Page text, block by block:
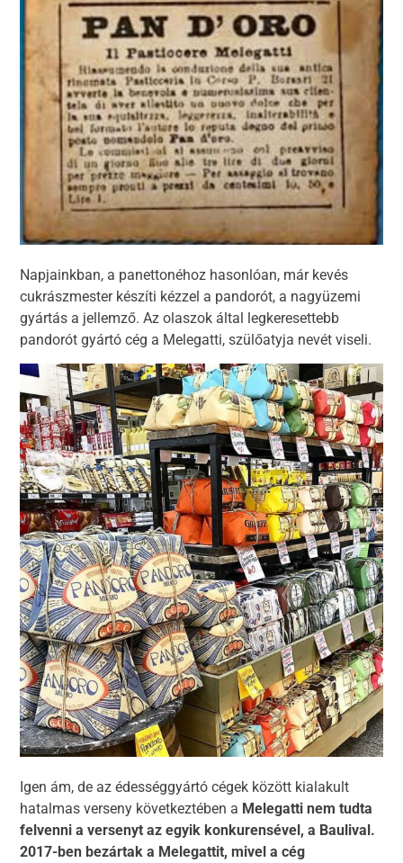
Napjainkban, a panettonéhoz hasonlóan, már kevés
cukrászmester készíti kézzel a pandorót, a nagyüzemi
gyártás a jellemző. Az olaszok által legkeresettebb
pandorót gyártó cég a Melegatti, szülőatyja nevét viseli.
Igen ám, de az édességgyártó cégek között kialakult
hatalmas verseny következtében a Melegatti nem tudta
felvenni a versenyt az egyik konkurensével, a Baulival.
2017-ben bezártak a Melegattit, mivel a cég